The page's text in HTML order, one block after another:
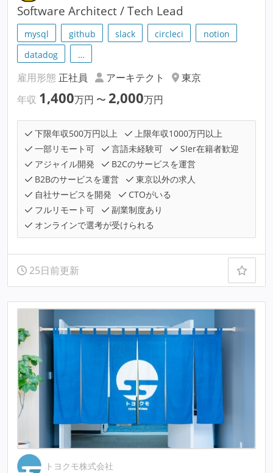
Software Architect / Tech Lead
mysql github slack circleci
notion
datadog
…
雇用形態 正社員 アーキテクト
東京
年収 1,400万円 〜 2,000万円
下限年収500万円以上
上限年収1000万円以上
一部リモート可
言語未経験可
SIer在籍者歓迎
アジャイル開発
B2Cのサービスを運営
B2Bのサービスを運営
東京以外の求人
自社サービスを開発
CTOがいる
フルリモート可
副業制度あり
オンラインで選考が受けられる
25日前更新
トヨクモ株式会社